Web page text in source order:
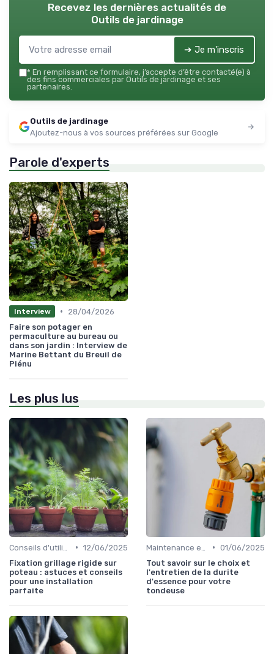
Recevez les dernières actualités de
Outils de jardinage
➔ Je m'inscris
* En remplissant ce formulaire, j’accepte d’être contacté(e) à
des fins commerciales par Outils de jardinage et ses
partenaires.
Outils de jardinage
Ajoutez-nous à vos sources préférées sur Google
Parole d'experts
Interview •
28/04/2026
Faire son potager en
permaculture au bureau ou
dans son jardin : Interview de
Marine Bettant du Breuil de
Piénu
Les plus lus
• 12/06/2025
Fixation grillage rigide sur
poteau : astuces et conseils
pour une installation
parfaite
• 01/06/2025
Tout savoir sur le choix et
l'entretien de la durite
d'essence pour votre
tondeuse